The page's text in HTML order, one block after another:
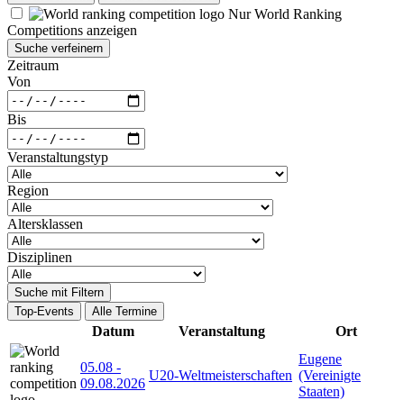
Nur World Ranking
Competitions anzeigen
Suche verfeinern
Zeitraum
Von
Bis
Veranstaltungstyp
Region
Altersklassen
Disziplinen
Suche mit Filtern
Top-Events
Alle Termine
Datum Veranstaltung Ort
05.08 -
09.08.2026
U20-Weltmeisterschaften
Eugene
(Vereinigte
Staaten)